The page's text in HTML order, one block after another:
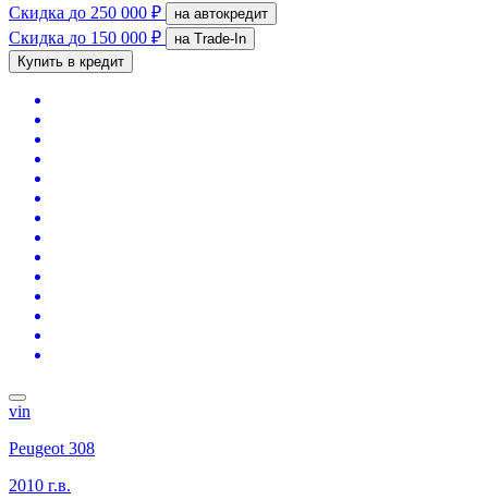
Скидка до 250 000 ₽ на автокредит
Скидка до 150 000 ₽
на Trade-In
Купить в кредит
vin
Peugeot 308
2010 г.в.